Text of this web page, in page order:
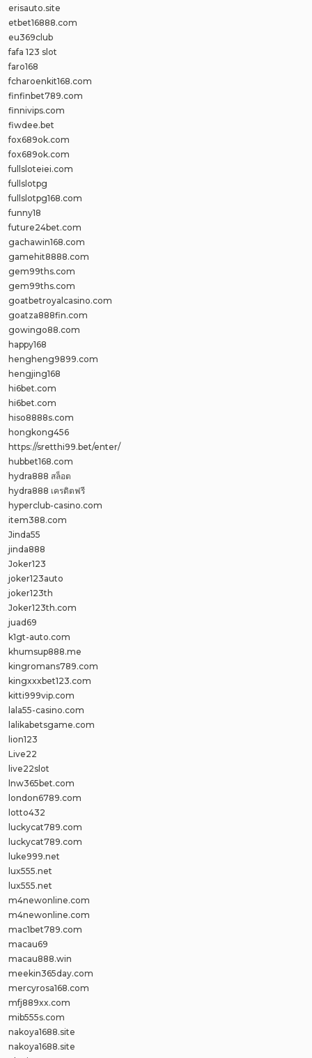
erisauto.site
etbet16888.com
eu369club
fafa 123 slot
faro168
fcharoenkit168.com
finfinbet789.com
finnivips.com
fiwdee.bet
fox689ok.com
fox689ok.com
fullsloteiei.com
fullslotpg
fullslotpg168.com
funny18
future24bet.com
gachawin168.com
gamehit8888.com
gem99ths.com
gem99ths.com
goatbetroyalcasino.com
goatza888fin.com
gowingo88.com
happy168
hengheng9899.com
hengjing168
hi6bet.com
hi6bet.com
hiso8888s.com
hongkong456
https://sretthi99.bet/enter/
hubbet168.com
hydra888 สล็อต
hydra888 เครดิตฟรี
hyperclub-casino.com
item388.com
Jinda55
jinda888
Joker123
joker123auto
joker123th
Joker123th.com
juad69
k1gt-auto.com
khumsup888.me
kingromans789.com
kingxxxbet123.com
kitti999vip.com
lala55-casino.com
lalikabetsgame.com
lion123
Live22
live22slot
lnw365bet.com
london6789.com
lotto432
luckycat789.com
luckycat789.com
luke999.net
lux555.net
lux555.net
m4newonline.com
m4newonline.com
mac1bet789.com
macau69
macau888.win
meekin365day.com
mercyrosa168.com
mfj889xx.com
mib555s.com
nakoya1688.site
nakoya1688.site